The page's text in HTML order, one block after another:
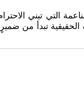
التي تبني
الحقيقية تبدأ من